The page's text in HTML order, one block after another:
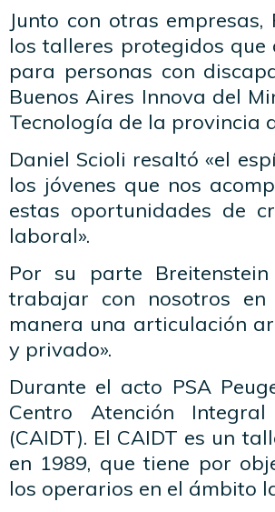
Junto con otras
los talleres protegidos
para personas con
Buenos Aires Innova del
Tecnología de la provincia
Daniel Scioli resaltó «el
los jóvenes que nos
estas oportunidades de
laboral».
Por su parte
trabajar con nosotros
manera una articulación
y privado».
Durante el acto PSA
Centro Atención
(CAIDT). El CAIDT es un
en 1989, que tiene por
los operarios en el ámbito